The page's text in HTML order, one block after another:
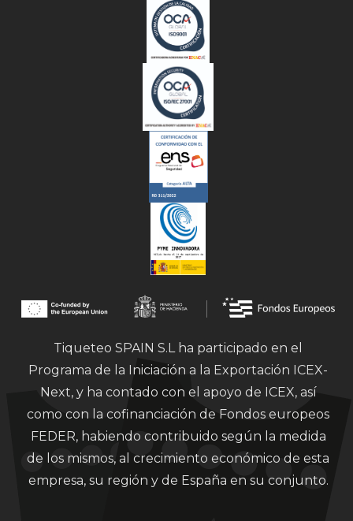
Tiqueteo SPAIN S.L ha participado en el
Programa de la Iniciación a la Exportación ICEX-
Next, y ha contado con el apoyo de ICEX, así
como con la cofinanciación de Fondos europeos
FEDER, habiendo contribuido según la medida
de los mismos, al crecimiento económico de esta
empresa, su región y de España en su conjunto.